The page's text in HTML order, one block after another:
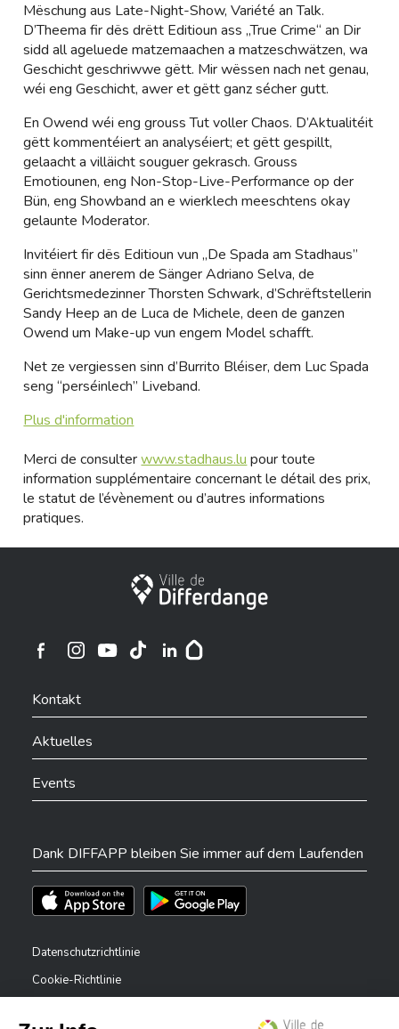
Mëschung aus Late-Night-Show, Variété an Talk.
D’Theema fir dës drëtt Editioun ass „True Crime“ an Dir
sidd all ageluede matzemaachen a matzeschwätzen, wa
Geschicht geschriwwe gëtt. Mir wëssen nach net genau,
wéi eng Geschicht, awer et gëtt ganz sécher gutt.
En Owend wéi eng grouss Tut voller Chaos. D’Aktualitéit
gëtt kommentéiert an analyséiert; et gëtt gespillt,
gelaacht a villäicht souguer gekrasch. Grouss
Emotiounen, eng Non-Stop-Live-Performance op der
Bün, eng Showband an e wierklech meeschtens okay
gelaunte Moderator.
Invitéiert fir dës Editioun vun „De Spada am Stadhaus”
sinn ënner anerem de Sänger Adriano Selva, de
Gerichtsmedezinner Thorsten Schwark, d’Schrëftstellerin
Sandy Heep an de Luca de Michele, deen de ganzen
Owend um Make-up vun engem Model schafft.
Net ze vergiessen sinn d’Burrito Bléiser, dem Luc Spada
seng “perséinlech” Liveband.
Plus d'information
Merci de consulterwww.stadhaus.lu pour toute
information supplémentaire concernant le détail des prix,
le statut de l’évènement ou d’autres informations
pratiques.
Stadt Differdingen
Ville de Differdange sur Instagram
Kontakt
Aktuelles
Events
Dank DIFFAPP bleiben Sie immer auf dem Laufenden
Téléchargez l'app sur l'App StoreTéléchargez l'app sur Play Store
Datenschutzrichtlinie
Cookie-Richtlinie